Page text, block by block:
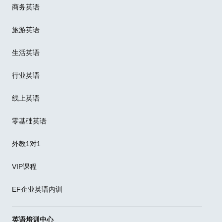
商务英语
旅游英语
生活英语
行业英语
线上英语
零基础英语
外教1对1
VIP课程
EF企业英语内训
英语培训中心